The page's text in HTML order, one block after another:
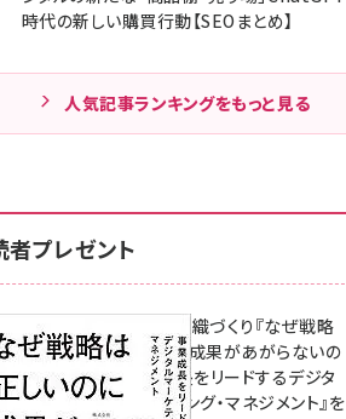
時代の新しい購買行動【SEOまとめ】
人気記事ランキングをもっと見る
者プレゼント
成果を生む組織づくり『なぜ戦略
は正しいのに成果があがらないの
か？ 事業成長をリードするデジタ
ルマーケティング・マネジメント』を